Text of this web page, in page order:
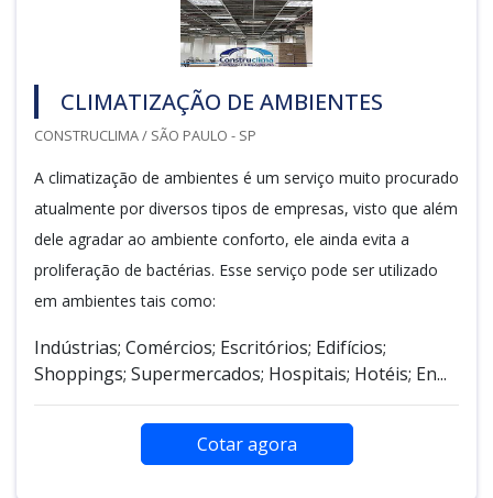
CLIMATIZAÇÃO DE AMBIENTES
CONSTRUCLIMA / SÃO PAULO - SP
A climatização de ambientes é um serviço muito procurado
atualmente por diversos tipos de empresas, visto que além
dele agradar ao ambiente conforto, ele ainda evita a
proliferação de bactérias. Esse serviço pode ser utilizado
em ambientes tais como:
Indústrias; Comércios; Escritórios; Edifícios;
Shoppings; Supermercados; Hospitais; Hotéis; En...
Cotar agora